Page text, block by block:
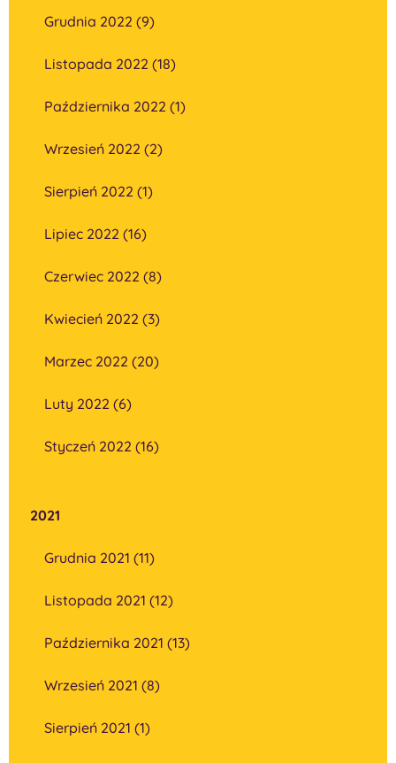
Grudnia 2022 (9)
Listopada 2022 (18)
Października 2022 (1)
Wrzesień 2022 (2)
Sierpień 2022 (1)
Lipiec 2022 (16)
Czerwiec 2022 (8)
Kwiecień 2022 (3)
Marzec 2022 (20)
Luty 2022 (6)
Styczeń 2022 (16)
2021
Grudnia 2021 (11)
Listopada 2021 (12)
Października 2021 (13)
Wrzesień 2021 (8)
Sierpień 2021 (1)